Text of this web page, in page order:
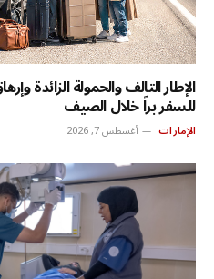
الإطار التالف والحمولة الزائدة
للسفر براً خلال الصيف
الإمارات أغسطس 7, 2026